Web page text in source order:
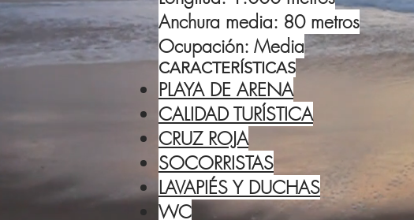
Anchura media: 80 metros
Ocupación: Media
CARACTERÍSTICAS
PLAYA DE ARENA
CALIDAD TURÍSTICA
CRUZ ROJA
SOCORRISTAS
LAVAPIÉS Y DUCHAS
WC